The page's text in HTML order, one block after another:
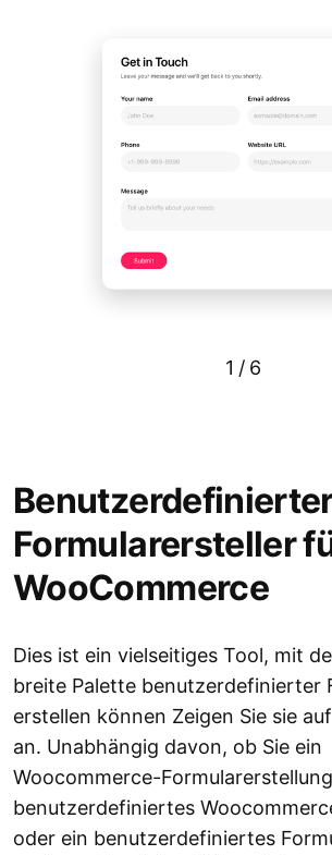
1 / 6
Formularersteller
WooCommerce
Dies ist ein vielseitiges Tool, mit
breite Palette benutzerdefinierter
erstellen können Zeigen Sie sie
an. Unabhängig davon, ob Sie ein
Woocommerce-
benutzerdefiniertes
oder ein benutzerdefiniertes